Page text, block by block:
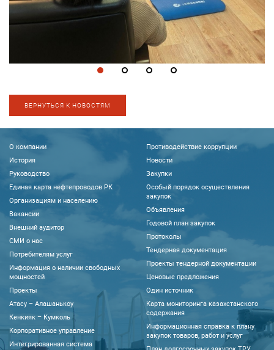
ВЕРНУТЬСЯ К НОВОСТЯМ
О компании
История
Руководство
Единая карта нефтепроводов РК
Организациям и населению
Вакансии
Внешний аудитор
CМИ о нас
Потребителям услуг
Информация о наличии свободных
мощностей
Проекты
Атасу – Алашанькоу
Кенкияк – Кумколь
Корпоративное управление
Интегрированная система
Противодействие коррупции
Новости
Закупки
Особый порядок осуществления
закупок
Объявления
Годовой план закупок
Протоколы
Тендерная документация
Проекты тендерной документации
Ценовые предложения
Один источник
Карта мониторинга казахстанского
содержания
Информационная справка к плану
закупок товаров, работ и услуг